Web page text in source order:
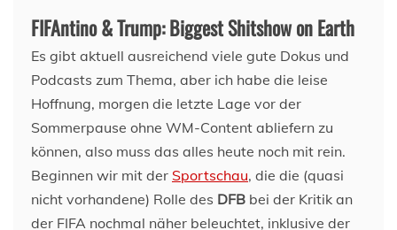
FIFAntino & Trump: Biggest Shitshow on Earth
Es gibt aktuell ausreichend viele gute Dokus und
Podcasts zum Thema, aber ich habe die leise
Hoffnung, morgen die letzte Lage vor der
Sommerpause ohne WM-Content abliefern zu
können, also muss das alles heute noch mit rein.
Beginnen wir mit der Sportschau, die die (quasi
nicht vorhandene) Rolle des DFB bei der Kritik an
der FIFA nochmal näher beleuchtet, inklusive der